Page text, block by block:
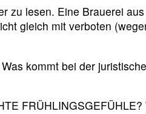
zu lesen. Eine Brauerei
gleich mit verboten
kommt bei der